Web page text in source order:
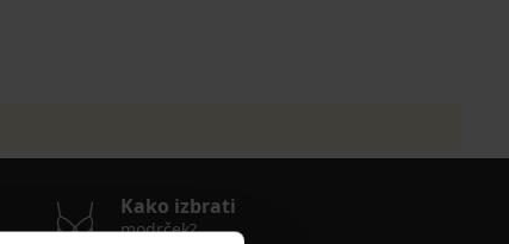
Kako izbrati
modrček?